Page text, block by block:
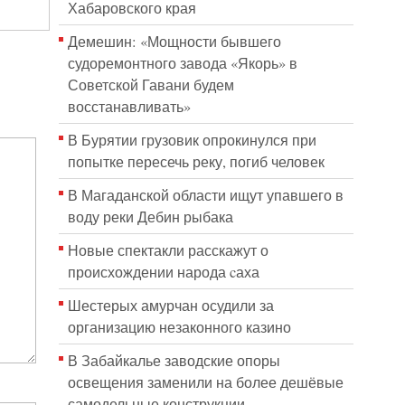
Хабаровского края
Демешин: «Мощности бывшего
судоремонтного завода «Якорь» в
Советской Гавани будем
восстанавливать»
В Бурятии грузовик опрокинулся при
попытке пересечь реку, погиб человек
В Магаданской области ищут упавшего в
воду реки Дебин рыбака
Новые спектакли расскажут о
происхождении народа cаха
Шестерых амурчан осудили за
организацию незаконного казино
В Забайкалье заводские опоры
освещения заменили на более дешёвые